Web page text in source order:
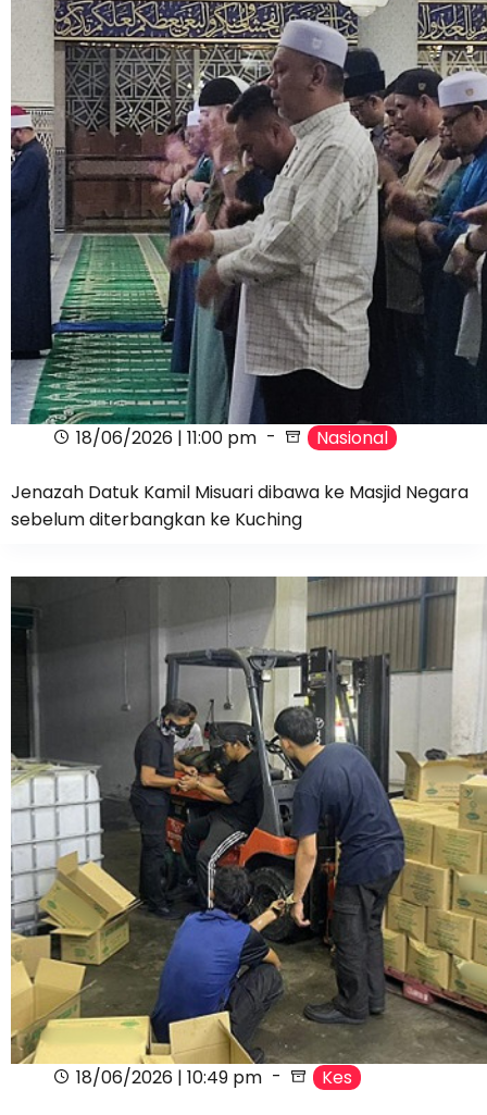
18/06/2026 | 11:00 pm Nasional
Jenazah Datuk Kamil Misuari dibawa ke Masjid Negara
sebelum diterbangkan ke Kuching
18/06/2026 | 10:49 pm Kes